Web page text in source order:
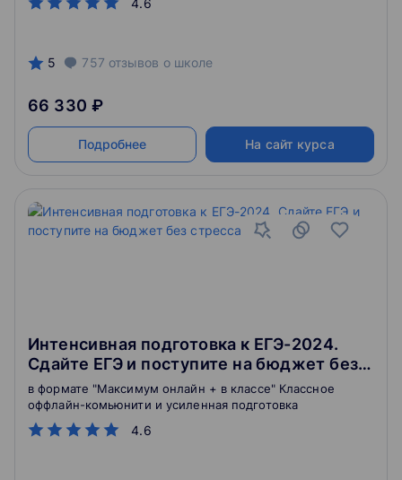
4.6
5 757 отзывов о школе
66 330 ₽
Подробнее На сайт курса
Интенсивная подготовка к ЕГЭ-2024.
Сдайте ЕГЭ и поступите на бюджет без
стресса. 10 класс
4.6
в формате "Максимум онлайн + в классе" Классное
оффлайн-комьюнити и усиленная подготовка